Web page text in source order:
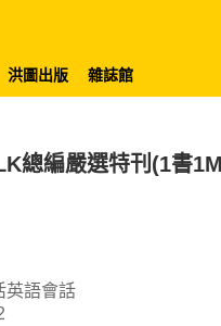
洪圖出版 雜誌館
總編嚴選特刊(1書
英語會話